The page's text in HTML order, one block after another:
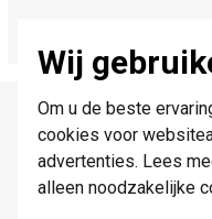
Wij
Om u de beste
cookies voor
advertenties. Lees
alleen noodzakelijke
Productomschrijving
Niko 154-56802
De horizontale en